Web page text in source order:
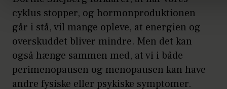
cyklus stopper, og hormonproduktionen
går i stå, vil mange opleve, at energien og
overskuddet bliver mindre. Men det kan
også hænge sammen med, at vi i både
perimenopausen og menopausen kan have
andre fysiske eller psykiske symptomer.